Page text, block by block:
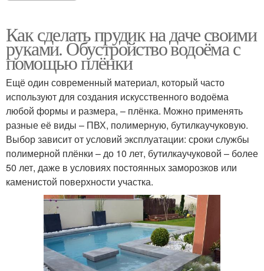
Как сделать прудик на даче своими
руками. Обустройство водоёма с
помощью плёнки
Ещё один современный материал, который часто
используют для создания искусственного водоёма
любой формы и размера, – плёнка. Можно применять
разные её виды – ПВХ, полимерную, бутилкаучуковую.
Выбор зависит от условий эксплуатации: сроки службы
полимерной плёнки – до 10 лет, бутилкаучуковой – более
50 лет, даже в условиях постоянных заморозков или
каменистой поверхности участка.